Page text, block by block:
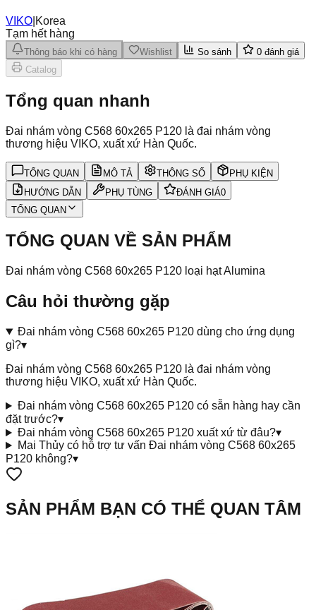
VIKO Korea
Tạm hết hàng
Thông báo khi có hàng Wishlist So sánh 0 đánh giá
Catalog
Tổng quan nhanh
Đai nhám vòng C568 60x265 P120 là đai nhám vòng
thương hiệu VIKO, xuất xứ Hàn Quốc.
TỔNG QUAN MÔ TẢ THÔNG SỐ
PHỤ KIỆN
HƯỚNG DẪN
PHỤ TÙNG ĐÁNH GIÁ0
TỔNG QUAN
TỔNG QUAN VỀ SẢN PHẨM
Đai nhám vòng C568 60x265 P120 loại hạt Alumina
Câu hỏi thường gặp
Đai nhám vòng C568 60x265 P120 dùng cho ứng dụng
gì?▾
Đai nhám vòng C568 60x265 P120 là đai nhám vòng
thương hiệu VIKO, xuất xứ Hàn Quốc.
Đai nhám vòng C568 60x265 P120 có sẵn hàng hay cần
đặt trước?▾
Đai nhám vòng C568 60x265 P120 xuất xứ từ đâu?▾
Mai Thủy có hỗ trợ tư vấn Đai nhám vòng C568 60x265
P120 không?▾
SẢN PHẨM BẠN CÓ THỂ QUAN TÂM